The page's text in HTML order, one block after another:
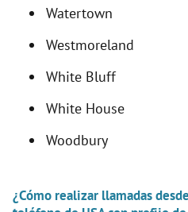
Watertown
Westmoreland
White Bluff
White House
Woodbury
¿Cómo realizar llamadas